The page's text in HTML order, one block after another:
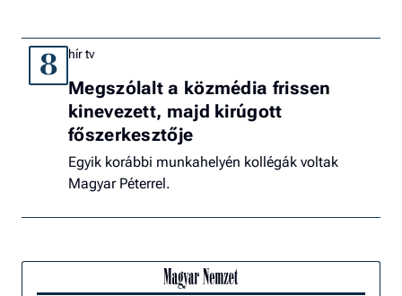
8 hír tv
Megszólalt a közmédia frissen
kinevezett, majd kirúgott
főszerkesztője
Egyik korábbi munkahelyén kollégák voltak
Magyar Péterrel.